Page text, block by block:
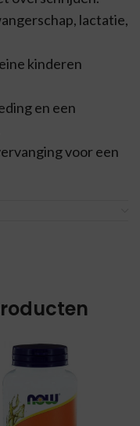
lactatie,
kinderen
en een
voor een